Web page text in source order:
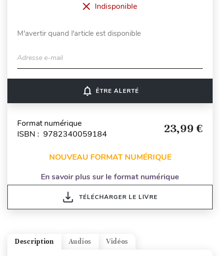
Indisponible
M'avertir quand l'article est disponible
Adresse e-mail
notifications_none ÊTRE ALERTÉ
Format numérique
ISBN : 9782340059184
23,99 €
NOUVEAU FORMAT NUMÉRIQUE
En savoir plus sur le format numérique
TÉLÉCHARGER LE LIVRE
Vidéos
Audios
Description